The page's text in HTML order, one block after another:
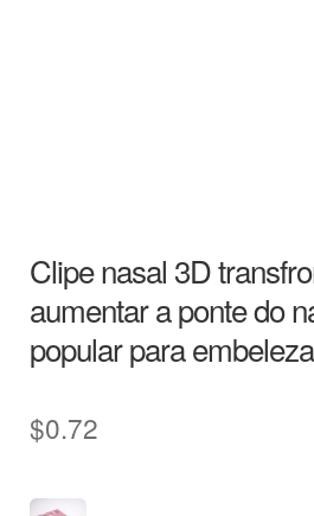
Clipe nasal 3D
aumentar a ponte do
popular para
$0.72